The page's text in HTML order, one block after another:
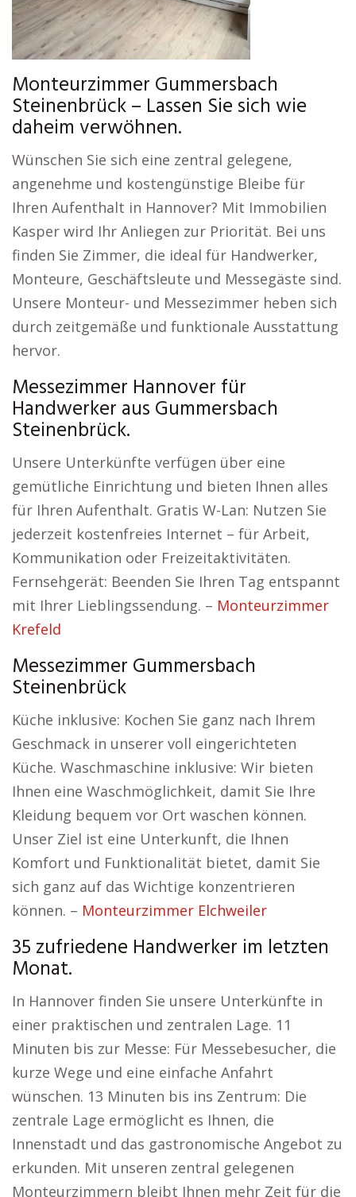
Monteurzimmer Gummersbach
Steinenbrück – Lassen Sie sich wie
daheim verwöhnen.
Wünschen Sie sich eine zentral gelegene,
angenehme und kostengünstige Bleibe für
Ihren Aufenthalt in Hannover? Mit Immobilien
Kasper wird Ihr Anliegen zur Priorität. Bei uns
finden Sie Zimmer, die ideal für Handwerker,
Monteure, Geschäftsleute und Messegäste sind.
Unsere Monteur- und Messezimmer heben sich
durch zeitgemäße und funktionale Ausstattung
hervor.
Messezimmer Hannover für
Handwerker aus Gummersbach
Steinenbrück.
Unsere Unterkünfte verfügen über eine
gemütliche Einrichtung und bieten Ihnen alles
für Ihren Aufenthalt. Gratis W-Lan: Nutzen Sie
jederzeit kostenfreies Internet – für Arbeit,
Kommunikation oder Freizeitaktivitäten.
Fernsehgerät: Beenden Sie Ihren Tag entspannt
mit Ihrer Lieblingssendung. – Monteurzimmer
Krefeld
Messezimmer Gummersbach
Steinenbrück
Küche inklusive: Kochen Sie ganz nach Ihrem
Geschmack in unserer voll eingerichteten
Küche. Waschmaschine inklusive: Wir bieten
Ihnen eine Waschmöglichkeit, damit Sie Ihre
Kleidung bequem vor Ort waschen können.
Unser Ziel ist eine Unterkunft, die Ihnen
Komfort und Funktionalität bietet, damit Sie
sich ganz auf das Wichtige konzentrieren
können. – Monteurzimmer Elchweiler
35 zufriedene Handwerker im letzten
Monat.
In Hannover finden Sie unsere Unterkünfte in
einer praktischen und zentralen Lage. 11
Minuten bis zur Messe: Für Messebesucher, die
kurze Wege und eine einfache Anfahrt
wünschen. 13 Minuten bis ins Zentrum: Die
zentrale Lage ermöglicht es Ihnen, die
Innenstadt und das gastronomische Angebot zu
erkunden. Mit unseren zentral gelegenen
Monteurzimmern bleibt Ihnen mehr Zeit für die